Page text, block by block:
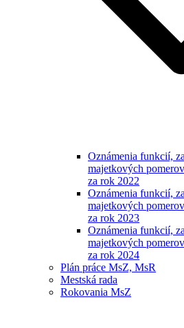
Oznámenia funkcií,
majetkových
za rok 2022
Oznámenia funkcií,
majetkových
za rok 2023
Oznámenia funkcií,
majetkových
za rok 2024
Plán práce MsZ, MsR
Mestská rada
Rokovania MsZ